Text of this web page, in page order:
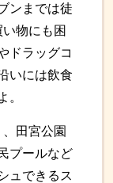
ンまでは徒
物にも困
ドラッグコ
いには飲食
。
田宮公園
プールなど
ュできるス